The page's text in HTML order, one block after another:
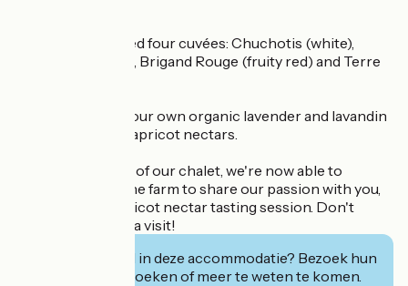
We have developed four cuvées: Chuchotis (white),
Ritournelle (rosé), Brigand Rouge (fruity red) and Terre
We also produce our own organic lavender and lavandin
essential oils and apricot nectars.
With the opening of our chalet, we're now able to
welcome you to the farm to share our passion with you,
over a wine or apricot nectar tasting session. Don't
hesitate to pay us a visit!
Geïnteresseerd in deze accommodatie? Bezoek hun
website om te boeken of meer te weten te komen.